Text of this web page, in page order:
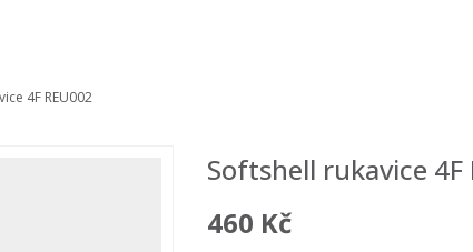
4F REU002
Softshell rukavice 4F
460 Kč